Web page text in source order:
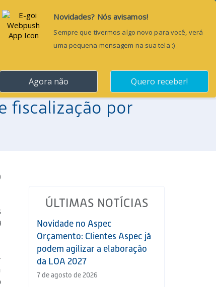
CONTATO Pesquisar...
fiscalização por
ÚLTIMAS NOTÍCIAS
Novidade no Aspec
Orçamento: Clientes Aspec já
podem agilizar a elaboração
da LOA 2027
7 de agosto de 2026